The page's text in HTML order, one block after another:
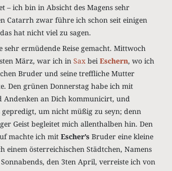
– ich bin in Absicht des Magens sehr
Catarrh zwar führe ich schon seit einigen
hat nicht viel zu sagen.
sehr ermüdende Reise gemacht. Mittwoch
März, war ich in SaxbeiEschern, wo ich
Bruder und seine treffliche Mutter
Den grünen Donnerstag habe ich mit
Andenken an Dich kommunicirt, und
um nicht müßig zu seyn; denn
Geist begleitet mich allenthalben hin. Den
machte ich mit Escher’sBruder eine kleine
einem österreichischen Städtchen, Namens
Sonnabends, den 3ten April, verreiste ich von